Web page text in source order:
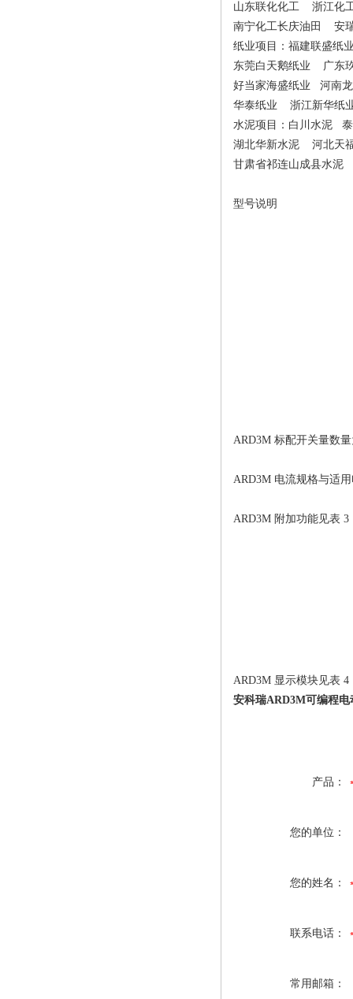
山东联化化工 浙江化
南宁化工长庆油田 安
纸业项目：福建联盛
东莞白天鹅纸业 广东
好当家海盛纸业 河南
华泰纸业 浙江新华纸
水泥项目：白川水泥
湖北华新水泥 河北天
甘肃省祁连山成县水泥
型号说明
ARD3M 标配开关量数
ARD3M 电流规格与适
ARD3M 附加功能见表 3
ARD3M 显示模块见表 4
安科瑞ARD3M可编程电
产品：
您的单位：
您的姓名：
联系电话：
常用邮箱：